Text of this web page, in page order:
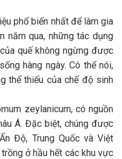
phổ biến nhất để làm gia
năm qua, những tác dụng
quế không ngừng được
hàng ngày. Có thể nói,
thể thiếu của chế độ sinh
zeylanicum, có nguồn
Á. Đặc biệt, chúng được
Độ, Trung Quốc và Việt
ở hầu hết các khu vực